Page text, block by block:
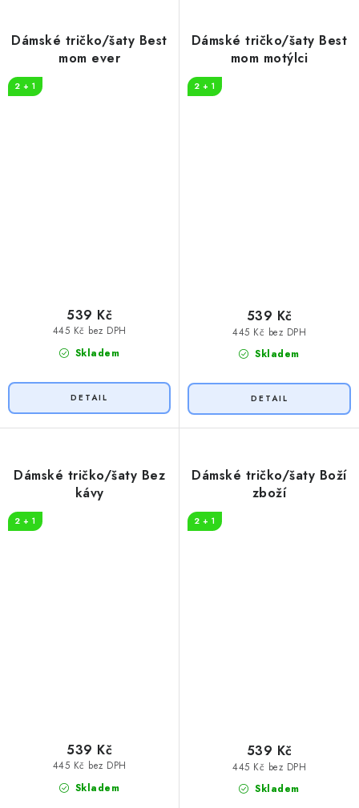
Dámské tričko/šaty Best
mom ever
2 + 1
Skladem
445 Kč bez DPH
539 Kč
Dámské tričko/šaty Best
mom motýlci
2 + 1
Skladem
445 Kč bez DPH
539 Kč
Dámské tričko/šaty Bez
kávy
2 + 1
Skladem
445 Kč bez DPH
539 Kč
Dámské tričko/šaty Boží
zboží
2 + 1
Skladem
445 Kč bez DPH
539 Kč